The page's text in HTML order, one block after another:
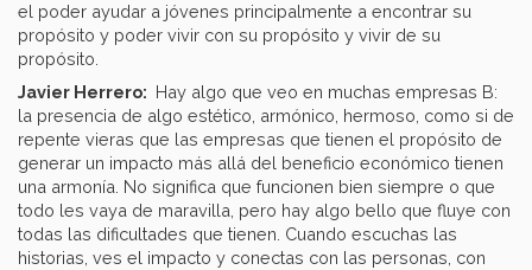
el poder ayudar a jóvenes principalmente a encontrar su
propósito y poder vivir con su propósito y vivir de su
propósito.
Javier Herrero: Hay algo que veo en muchas empresas B:
la presencia de algo estético, armónico, hermoso, como si de
repente vieras que las empresas que tienen el propósito de
generar un impacto más allá del beneficio económico tienen
una armonía. No significa que funcionen bien siempre o que
todo les vaya de maravilla, pero hay algo bello que fluye con
todas las dificultades que tienen. Cuando escuchas las
historias, ves el impacto y conectas con las personas, con